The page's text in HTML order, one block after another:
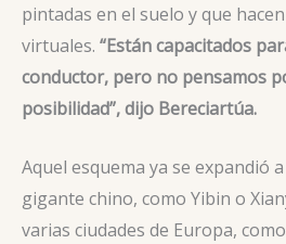
pintadas en el suelo y que
virtuales. “Están capacitados
conductor, pero no pensamos
posibilidad”, dijo Bereciartúa.
Aquel esquema ya se expandió
gigante chino, como Yibin o
varias ciudades de Europa,